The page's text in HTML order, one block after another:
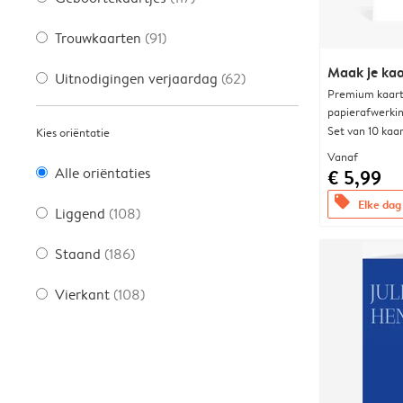
Trouwkaarten (91)
Uitnodigingen verjaardag (62)
Kies oriëntatie
Alle oriëntaties
Liggend (108)
Staand (186)
Vierkant (108)
Maak je
Premium
Set van 10
Vanaf
€ 5,99
offers Elke